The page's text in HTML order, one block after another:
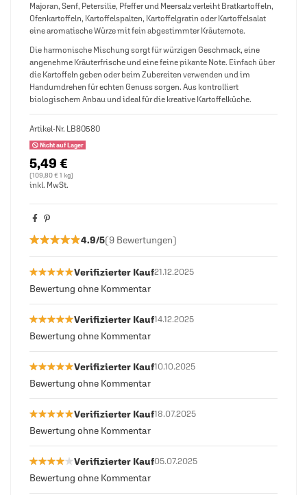
Majoran, Senf, Petersilie, Pfeffer und Meersalz verleiht Bratkartoffeln,
Ofenkartoffeln, Kartoffelspalten, Kartoffelgratin oder Kartoffelsalat
eine aromatische Würze mit fein abgestimmter Kräuternote.
Die harmonische Mischung sorgt für würzigen Geschmack, eine
angenehme Kräuterfrische und eine feine pikante Note. Einfach über
die Kartoffeln geben oder beim Zubereiten verwenden und im
Handumdrehen für echten Genuss sorgen. Aus kontrolliert
biologischem Anbau und ideal für die kreative Kartoffelküche.
Artikel-Nr. LB80580
Nicht auf Lager
5,49 €
(109,80 € 1 kg)
inkl. MwSt.
★★★★★
★★★★★4.9/5(9 Bewertungen)
★★★★★
★★★★★Verifizierter Kauf21.12.2025
Bewertung ohne Kommentar
★★★★★
★★★★★Verifizierter Kauf14.12.2025
Bewertung ohne Kommentar
★★★★★
★★★★★Verifizierter Kauf10.10.2025
Bewertung ohne Kommentar
★★★★★
★★★★★Verifizierter Kauf18.07.2025
Bewertung ohne Kommentar
★★★★★
★★★★★Verifizierter Kauf05.07.2025
Bewertung ohne Kommentar